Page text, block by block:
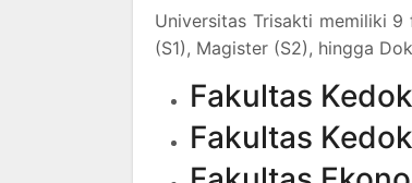
Universitas Trisakti memiliki 9
(S1), Magister (S2), hingga
Fakultas
Fakultas